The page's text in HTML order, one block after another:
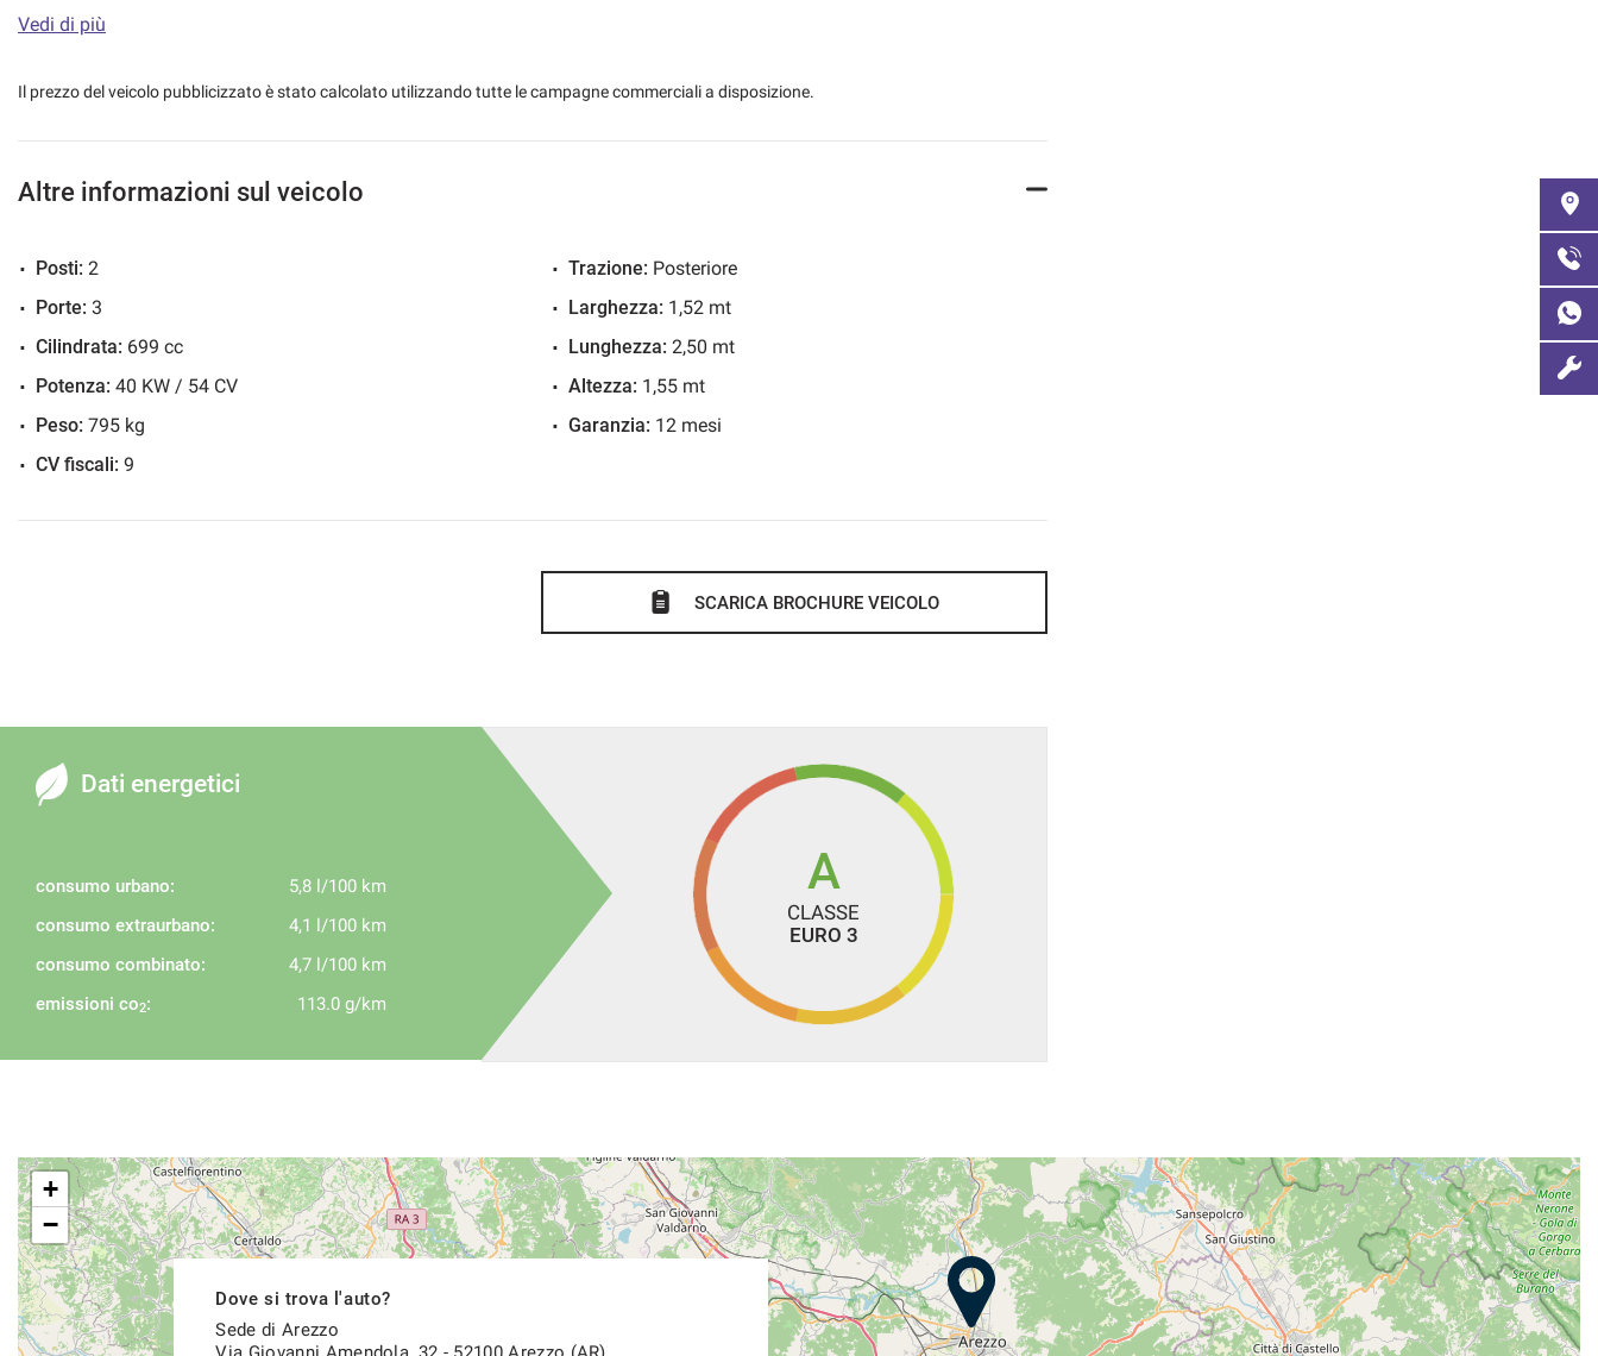
PRIMA DELLA CONSEGNA.
ACCURATA DEGLI INTERNI VIENE EFFETTUATA PRIMA DELLA
- LA VETTURA E' DISPONIBILE PER QUALSIASI PROVA PRESSO
- SI ACCETTANO PERMUTE, ANCHE DI VALORE SUPERIORE.
- SI ACQUISTANO AUTO USATE CON PAGAMENTO IMMEDIATO.
Vedi di più
Il prezzo del veicolo pubblicizzato è stato calcolato utilizzando tutte le campagne commerciali a disposizione.
Altre informazioni sul veicolo
Posti: 2
Porte: 3
Cilindrata: 699 cc
Potenza: 40 KW / 54 CV
Peso: 795 kg
CV fiscali: 9
Trazione: Posteriore
Larghezza: 1,52 mt
Lunghezza: 2,50 mt
Altezza: 1,55 mt
Garanzia: 12 mesi
SCARICA BROCHURE VEICOLO
Dati energetici
consumo urbano:
5,8 l/100 km
consumo extraurbano:
4,1 l/100 km
consumo combinato:
4,7 l/100 km
emissioni co2: 113.0 g/km
A
CLASSE
EURO 3
Dove si trova l'auto?
Sede di Arezzo
+
−